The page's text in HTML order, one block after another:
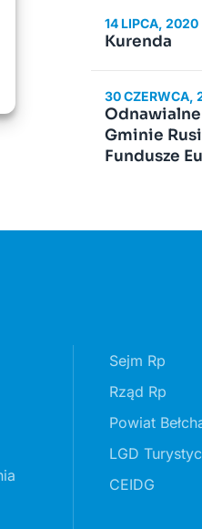
14 LIPCA, 2020
Kurenda
30 CZERWCA,
Gminie
Fundusze
Sejm Rp
Rząd Rp
Powiat
LGD
CEIDG